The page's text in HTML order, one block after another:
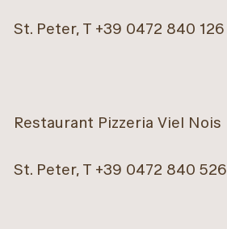
St. Peter, T +39 0472 840 126
Restaurant Pizzeria Viel Nois
St. Peter, T +39 0472 840 526